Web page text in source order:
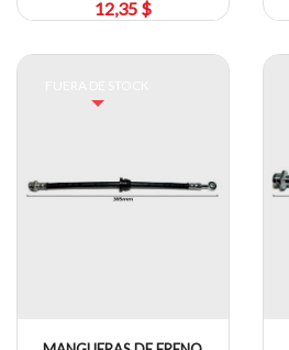
12,35 $